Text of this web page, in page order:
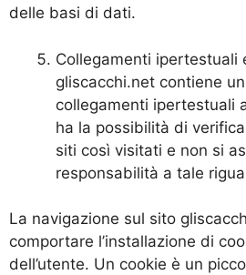
delle basi di dati.
Collegamenti ipertestuali
gliscacchi.net contiene
collegamenti ipertestuali
ha la possibilità di
siti così visitati e non si
responsabilità a tale
La navigazione sul sito
comportare l’installazione di
dell’utente. Un cookie è un